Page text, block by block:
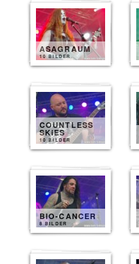
ASAGRAUM
10 BILDER
COUNTLESS
SKIES
10 BILDER
BIO-CANCER
8 BILDER